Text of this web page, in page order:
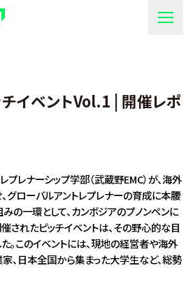
イベントVol.1 | 開催レポ
プレナーシップ学部（武蔵野EMC）が、海外
グローバルアントレプレナーの育成に本腰
の一環として、カンボジアのプノンペンに
れたピッチイベントは、その野心的な目
。このイベントには、現地の経営者や海外
、日本全国から集まった大学生など、総勢